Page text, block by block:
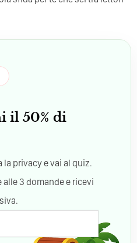
il 50% di
privacy e vai al quiz.
3 domande e ricevi